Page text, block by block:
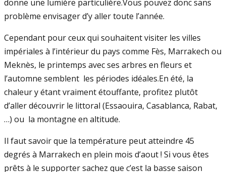
donne une lumière particulière.Vous pouvez donc sans
problème envisager d’y aller toute l’année.
Cependant pour ceux qui souhaitent visiter les villes
impériales à l’intérieur du pays comme Fès, Marrakech ou
Meknès, le printemps avec ses arbres en fleurs et
l’automne semblent les périodes idéales.En été, la
chaleur y étant vraiment étouffante, profitez plutôt
d’aller découvrir le littoral (Essaouira, Casablanca, Rabat,
…) ou la montagne en altitude.
Il faut savoir que la température peut atteindre 45
degrés à Marrakech en plein mois d’aout ! Si vous êtes
prêts à le supporter sachez que c’est la basse saison